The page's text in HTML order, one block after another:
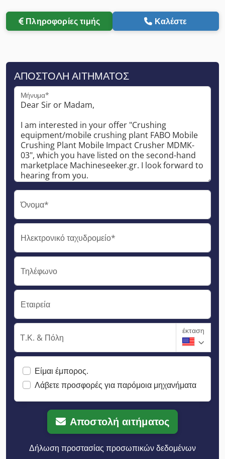
Πληροφορίες τιμής Καλέστε
ΑΠΟΣΤΟΛΉ ΑΙΤΉΜΑΤΟΣ
Μήνυμα*
Όνομα*
Ηλεκτρονικό ταχυδρομείο*
Τηλέφωνο
Εταιρεία
Τ.Κ. & Πόλη
έκταση
Είμαι έμπορος.
Λάβετε προσφορές για παρόμοια μηχανήματα
Αποστολή αιτήματος
Δήλωση προστασίας προσωπικών δεδομένων